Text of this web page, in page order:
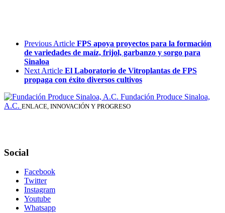
Previous Article FPS apoya proyectos para la formación
de variedades de maíz, frijol, garbanzo y sorgo para
Sinaloa
Next Article El Laboratorio de Vitroplantas de FPS
propaga con éxito diversos cultivos
Fundación Produce Sinaloa,
A.C. ENLACE, INNOVACIÓN Y PROGRESO
Social
Facebook
Twitter
Instagram
Youtube
Whatsapp